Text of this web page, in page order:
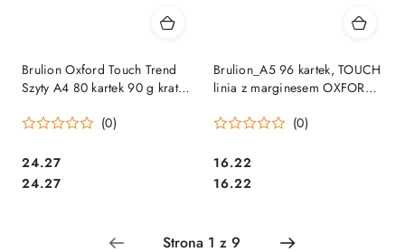
Brulion Oxford Touch Trend
Szyty A4 80 kartek 90 g kratka
(0)
Cena:
24.27
Cena:
24.27
Brulion_A5 96 kartek, TOUCH
linia z marginesem OXFORD
(0)
Cena:
16.22
Cena:
16.22